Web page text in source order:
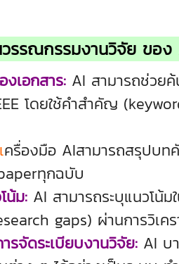
รรณกรรมงานวิจัย ของ
งเอกสาร: AI สามารถช่วย
โดยใช้คำสำคัญ
เครื่องมือ AIสามารถสรุปบท
ทุกฉบับ
น้ม: AI สามารถระบุแนวโน้
gaps) ผ่านการวิเค
รจัดระเบียบงานวิจัย: AI บ